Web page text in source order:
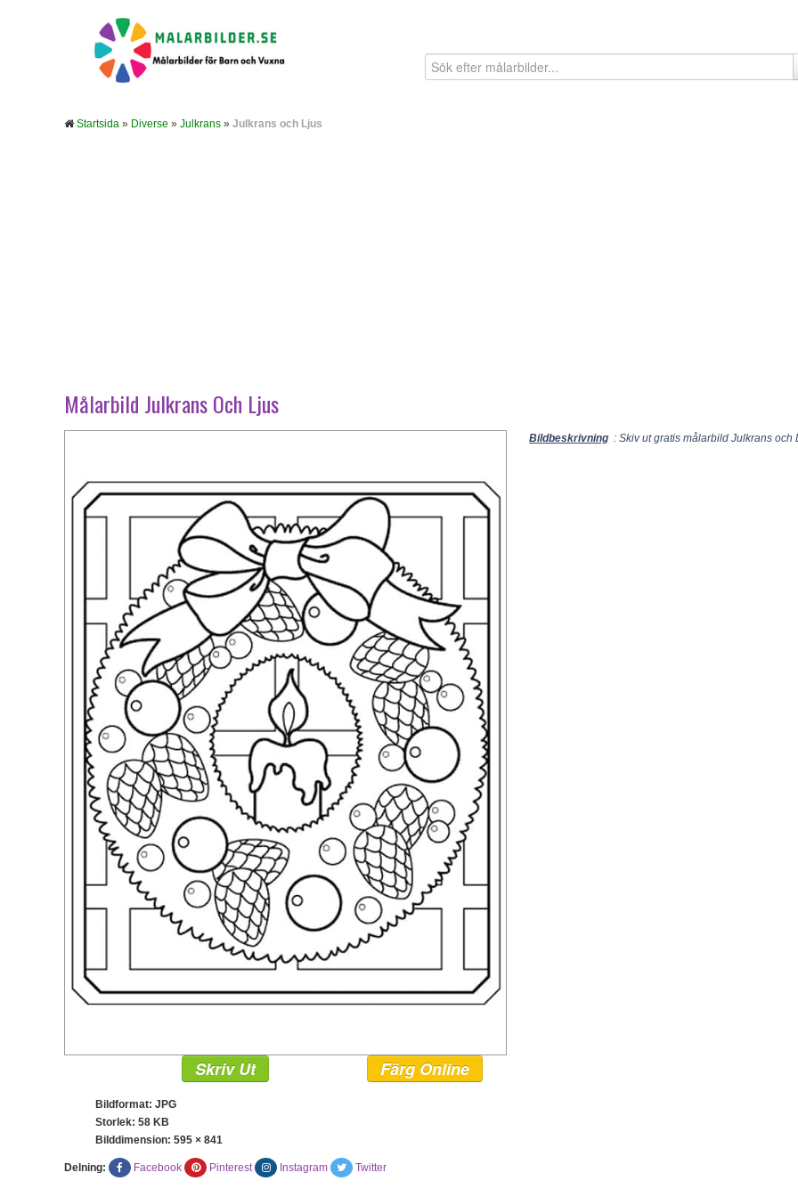
Startsida » Diverse » Julkrans » Julkrans och Ljus
Målarbild Julkrans Och Ljus
Bildbeskrivning : Skiv ut gratis målarbild Julkrans och
Skriv Ut Färg Online
Bildformat: JPG
Storlek: 58 KB
Bilddimension: 595 × 841
Delning: Facebook Pinterest Instagram Twitter